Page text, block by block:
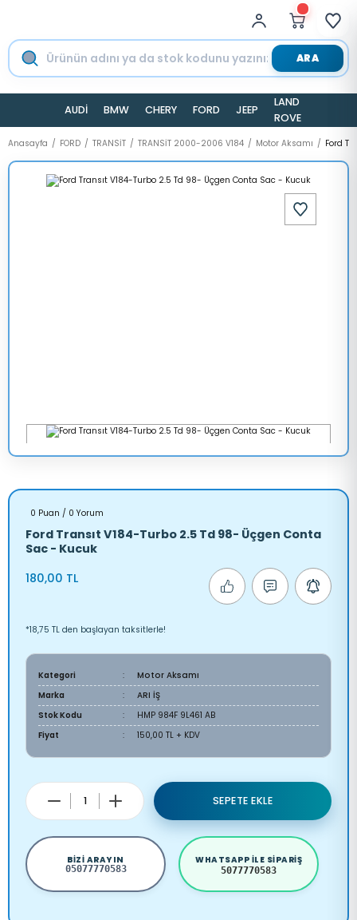
ARA
AUDİ BMW CHERY FORD JEEP
LAND
ROVER
Anasayfa FORD TRANSİT TRANSİT 2000-2006 V184 Motor Aksamı Ford
0 Puan / 0 Yorum
Ford Transıt V184-Turbo 2.5 Td 98- Üçgen Conta
Sac - Kucuk
180,00 TL
*18,75 TL den başlayan taksitlerle!
Kategori
Motor Aksamı
Marka
ARI İŞ
Stok Kodu
HMP 984F 9L461 AB
Fiyat
150,00 TL + KDV
SEPETE EKLE
BIZI ARAYIN
05077770583
WHATSAPP ILE SIPARIŞ
5077770583